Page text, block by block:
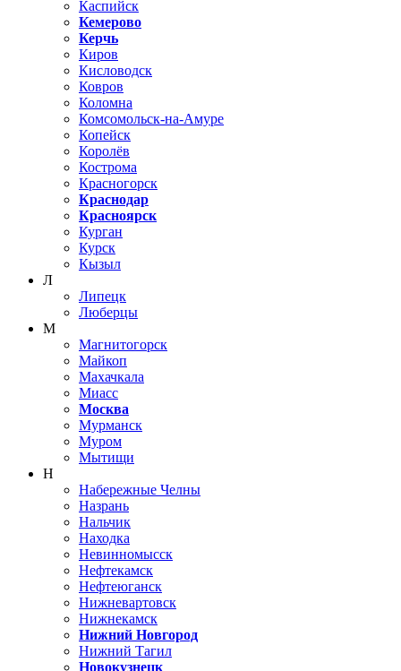
Каспийск
Кемерово
Керчь
Киров
Кисловодск
Ковров
Коломна
Комсомольск-на-Амуре
Копейск
Королёв
Кострома
Красногорск
Краснодар
Красноярск
Курган
Курск
Кызыл
Л
Липецк
Люберцы
М
Магнитогорск
Майкоп
Махачкала
Миасс
Москва
Мурманск
Муром
Мытищи
Н
Набережные Челны
Назрань
Нальчик
Находка
Невинномысск
Нефтекамск
Нефтеюганск
Нижневартовск
Нижнекамск
Нижний Новгород
Нижний Тагил
Новокузнецк